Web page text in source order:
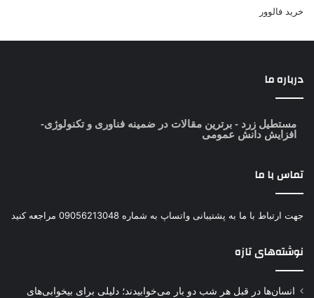
خرید فالوور
درباره ما
مستطیل زرد - برترین مقالات در ضمینه فناوری و تکنولوژی-
افزایش دانش عمومی
تماس با ما
جهت ارتباط با ما به پشتیبانی واتساپ به شماره 09056213048 مراجعه کنید
نوشته‌های تازه
انسان‌ها در قبل هر شب دو بار می‌خوابیدند؛ دلیلی برای بیخوابی‌های